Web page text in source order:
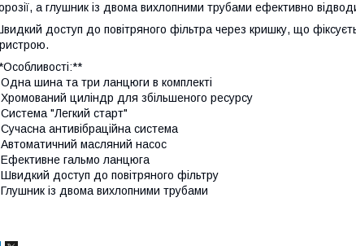
а глушник із двома вихлопними трубами ефективно
доступ до повітряного фільтра через кришку, що
шина та три ланцюги в комплекті
циліндр для збільшеного ресурсу
"Легкий старт"
антивібраційна система
масляний насос
гальмо ланцюга
доступ до повітряного фільтру
із двома вихлопними трубами